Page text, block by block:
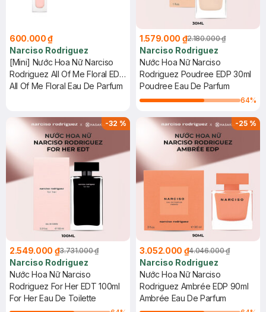
600.000 ₫
Narciso Rodriguez
[Mini] Nước Hoa Nữ Narciso
Rodriguez All Of Me Floral EDP
10ml
All Of Me Floral Eau De Parfum
1.579.000 ₫2.180.000 ₫
Narciso Rodriguez
Nước Hoa Nữ Narciso
Rodriguez Poudree EDP 30ml
Poudree Eau De Parfum
64%
-32 %
2.549.000 ₫3.731.000 ₫
Narciso Rodriguez
Nước Hoa Nữ Narciso
Rodriguez For Her EDT 100ml
For Her Eau De Toilette
-25 %
3.052.000 ₫4.046.000 ₫
Narciso Rodriguez
Nước Hoa Nữ Narciso
Rodriguez Ambrée EDP 90ml
Ambrée Eau De Parfum